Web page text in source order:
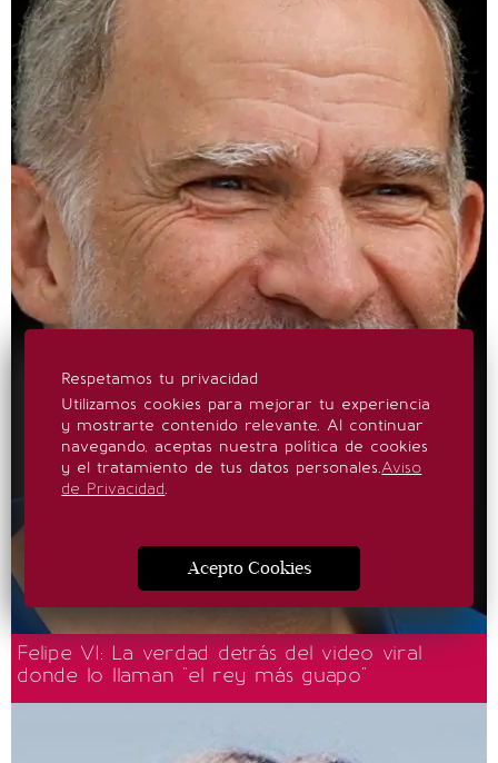
Felipe VI: La verdad detrás del video viral
donde lo llaman "el rey más guapo"
Respetamos tu privacidad
Utilizamos cookies para mejorar tu experiencia
y mostrarte contenido relevante. Al continuar
navegando, aceptas nuestra política de cookies
y el tratamiento de tus datos personales.Aviso
de Privacidad.
Acepto Cookies